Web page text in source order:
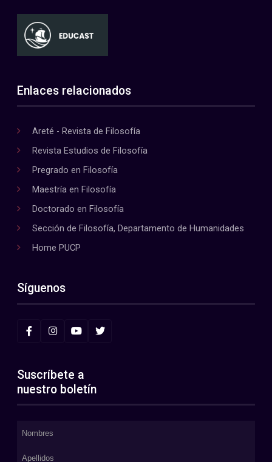
Enlaces relacionados
Areté - Revista de Filosofía
Revista Estudios de Filosofía
Pregrado en Filosofía
Maestría en Filosofía
Doctorado en Filosofía
Sección de Filosofía, Departamento de Humanidades
Home PUCP
Síguenos
Suscríbete a
nuestro boletín